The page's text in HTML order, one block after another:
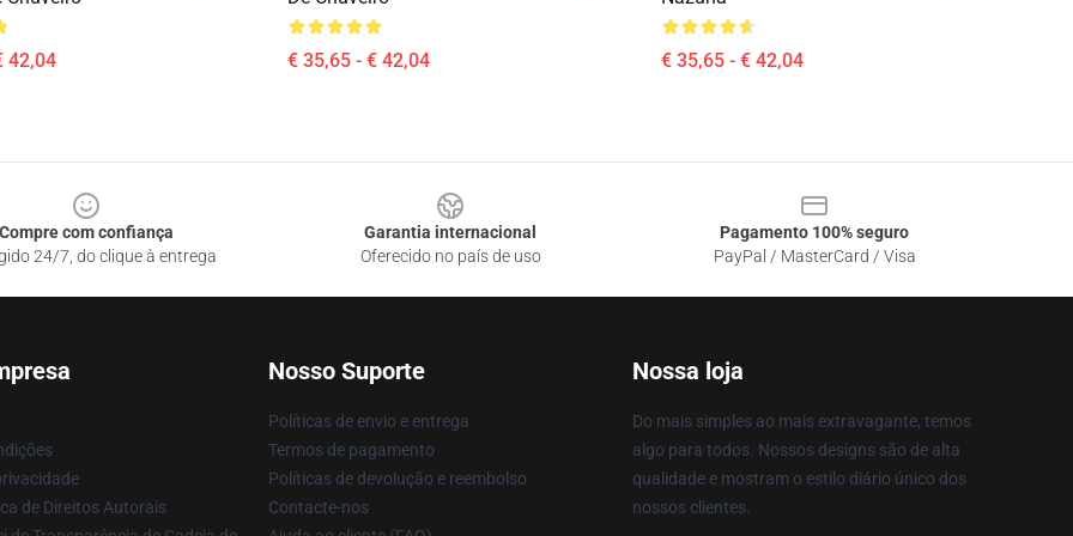
42,04 € 35,65 - € 42,04 € 35,65 - € 42,04
Compre com confiança
24/7, do clique à entrega
Garantia internacional
Oferecido no país de uso
Pagamento 100% seguro
PayPal / MasterCard / Visa
de Direitos Autorais
Nosso Suporte
Políticas de envio e entrega
Termos de pagamento
Políticas de devolução e reembolso
Contacte-nos
Nossa loja
Do mais simples ao mais extravagante, temos
algo para todos. Nossos designs são de alta
qualidade e mostram o estilo diário único dos
nossos clientes.